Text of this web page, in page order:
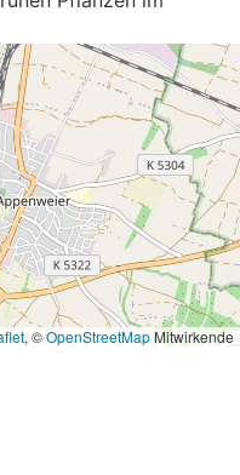
, ©OpenStreetMapMitwirkende